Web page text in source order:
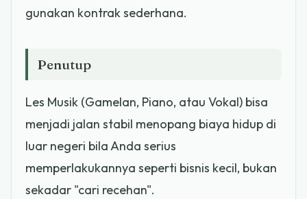
gunakan kontrak sederhana.
Penutup
Les Musik (Gamelan, Piano, atau Vokal) bisa
menjadi jalan stabil menopang biaya hidup di
luar negeri bila Anda serius
memperlakukannya seperti bisnis kecil, bukan
sekadar "cari recehan".